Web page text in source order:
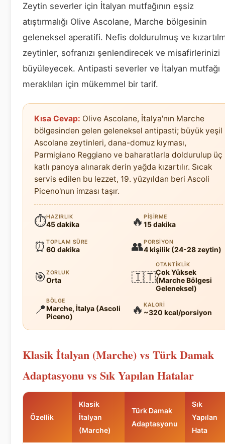
Zeytin severler için İtalyan mutfağının eşsiz
atıştırmalığı Olive Ascolane, Marche bölgesinin
geleneksel aperatifi. Nefis doldurulmuş ve
zeytinler, sofranızı şenlendirecek ve misafirlerinizi
büyüleyecek. Antipasti severler ve İtalyan mutfağı
meraklıları için mükemmel bir tarif.
Kısa Cevap: Olive Ascolane, İtalya'nın Marche
bölgesinden gelen geleneksel antipasti; büyük yeşil
Ascolane zeytinleri, dana-domuz kıyması,
Parmigiano Reggiano ve baharatlarla doldurulup üç
katlı panoya alınarak derin yağda kızartılır. Sıcak
servis edilen bu lezzet, 19. yüzyıldan beri Ascoli
Piceno'nun imzası taşır.
⏱HAZIRLIK
45 dakika 🔥 PIŞIRME
15 dakika
⏰ TOPLAM SÜRE
60 dakika 👥PORSIYON
4 kişilik (24-28 zeytin)
🎯 ZORLUK
Orta 🇮🇹
OTANTIKLIK
Çok Yüksek
(Marche Bölgesi
Geleneksel)
📍
BÖLGE
Marche, İtalya (Ascoli
Piceno)
🔥 KALORI
~320 kcal/porsiyon
Klasik İtalyan (Marche) vs Türk Damak
Adaptasyonu vs Sık Yapılan Hatalar
Özellik
Klasik
İtalyan
(Marche)
Türk Damak
Adaptasyonu
Sık
Yapılan
Hata